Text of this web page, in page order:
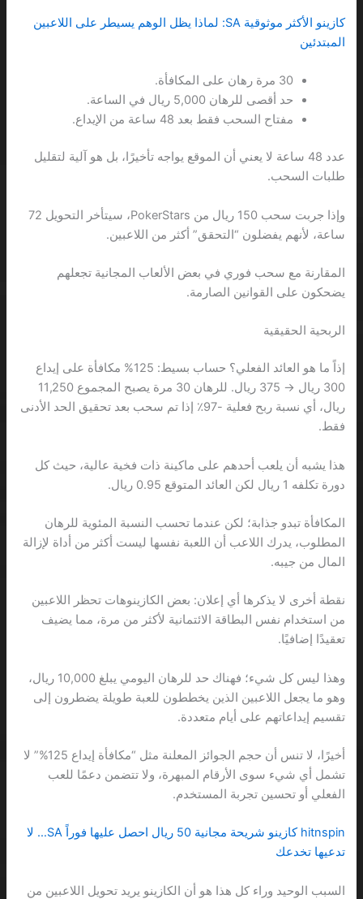
كازينو الأكثر موثوقية SA: لماذا يظل الوهم يسيطر على اللاعبين
المبتدئين
30 مرة رهان على المكافأة.
حد أقصى للرهان 5,000 ريال في الساعة.
مفتاح السحب فقط بعد 48 ساعة من الإيداع.
عدد 48 ساعة لا يعني أن الموقع يواجه تأخيرًا، بل هو آلية لتقليل
طلبات السحب.
وإذا جربت سحب 150 ريال من PokerStars، سيتأخر التحويل 72
ساعة، لأنهم يفضلون “التحقق” أكثر من اللاعبين.
المقارنة مع سحب فوري في بعض الألعاب المجانية تجعلهم
يضحكون على القوانين الصارمة.
الربحية الحقيقية
إذاً ما هو العائد الفعلي؟ حساب بسيط: 125% مكافأة على إيداع
300 ريال → 375 ريال. للرهان 30 مرة يصبح المجموع 11,250
ريال، أي نسبة ربح فعلية -97٪ إذا تم سحب بعد تحقيق الحد الأدنى
فقط.
هذا يشبه أن يلعب أحدهم على ماكينة ذات فخية عالية، حيث كل
دورة تكلفه 1 ريال لكن العائد المتوقع 0.95 ريال.
المكافأة تبدو جذابة؛ لكن عندما تحسب النسبة المئوية للرهان
المطلوب، يدرك اللاعب أن اللعبة نفسها ليست أكثر من أداة لإزالة
المال من جيبه.
نقطة أخرى لا يذكرها أي إعلان: بعض الكازينوهات تحظر اللاعبين
من استخدام نفس البطاقة الائتمانية لأكثر من مرة، مما يضيف
تعقيدًا إضافيًا.
وهذا ليس كل شيء؛ فهناك حد للرهان اليومي يبلغ 10,000 ريال،
وهو ما يجعل اللاعبين الذين يخططون للعبة طويلة يضطرون إلى
تقسيم إيداعاتهم على أيام متعددة.
أخيرًا، لا تنس أن حجم الجوائز المعلنة مثل “مكافأة إيداع 125%” لا
تشمل أي شيء سوى الأرقام المبهرة، ولا تتضمن دعمًا للعب
الفعلي أو تحسين تجربة المستخدم.
hitnspin كازينو شريحة مجانية 50 ريال احصل عليها فوراً SA… لا
تدعيها تخدعك
السبب الوحيد وراء كل هذا هو أن الكازينو يريد تحويل اللاعبين من